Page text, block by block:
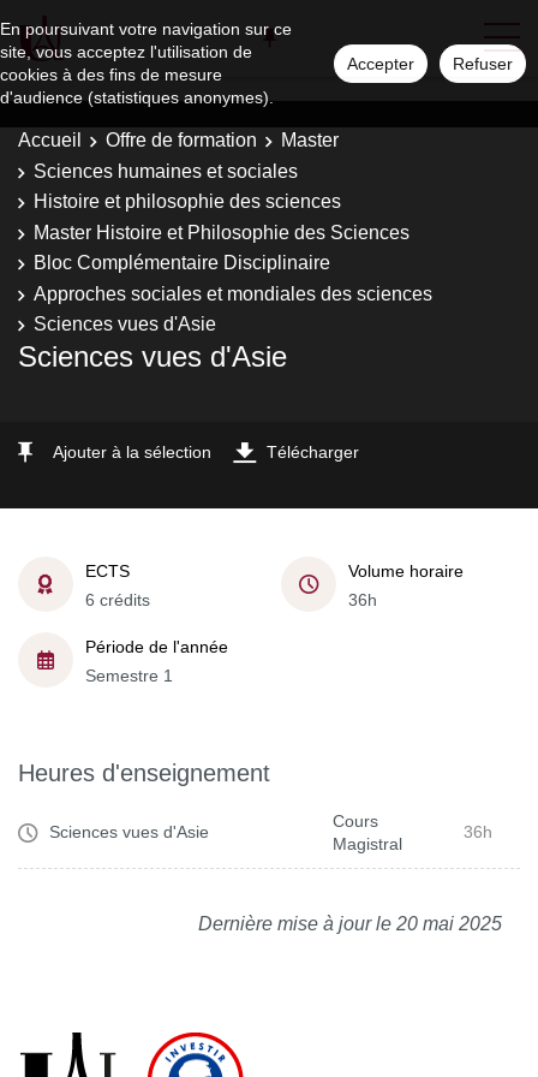
En poursuivant votre navigation sur ce
site, vous acceptez l'utilisation de
cookies à des fins de mesure
d'audience (statistiques anonymes).
Accepter Refuser
Accueil Offre de formation
Master
Sciences humaines et sociales
Histoire et philosophie des sciences
Master Histoire et Philosophie des Sciences
Bloc Complémentaire Disciplinaire
Approches sociales et mondiales des sciences
Sciences vues d'Asie
Sciences vues d'Asie
Ajouter à la sélection Télécharger
ECTS
6 crédits
Volume horaire
36h
Période de l'année
Semestre 1
Heures d'enseignement
Sciences vues d'Asie
Cours
Magistral
36h
Dernière mise à jour le 20 mai 2025